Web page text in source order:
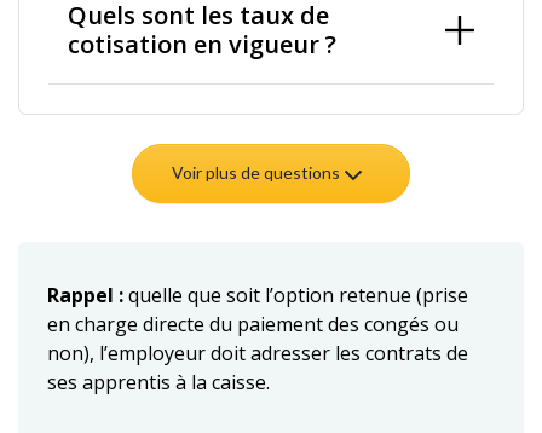
Quels sont les taux de
cotisation en vigueur ?
Voir plus de questions
Rappel :quelle que soit l’option retenue (prise
en charge directe du paiement des congés ou
non), l’employeur doit adresser les contrats de
ses apprentis à la caisse.